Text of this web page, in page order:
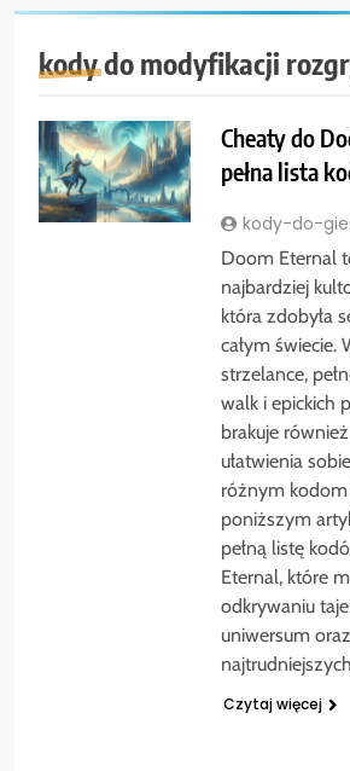
kody do modyfikacji
Cheaty do
pełna lista
kody-do-
Doom Eternal
najbardziej
która zdobyła
całym świecie.
strzelance,
walk i epickich
brakuje
ułatwienia
różnym
poniższym
pełną listę
Eternal, które
odkrywaniu
uniwersum
Czytaj więcej